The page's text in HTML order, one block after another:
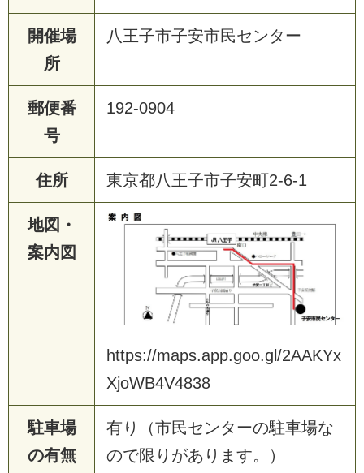
開催場
所
八王子市子安市民センター
郵便番
号
192-0904
住所 東京都八王子市子安町2-6-1
地図・
案内図
https://maps.app.goo.gl/2AAKYx
XjoWB4V4838
駐車場
の有無
有り（市民センターの駐車場な
ので限りがあります。）